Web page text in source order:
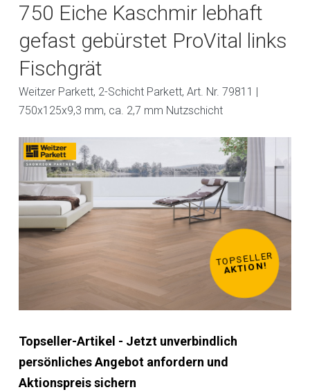
750 Eiche Kaschmir lebhaft
gefast gebürstet ProVital links
Fischgrät
Weitzer Parkett, 2-Schicht Parkett, Art. Nr. 79811 |
750x125x9,3 mm, ca. 2,7 mm Nutzschicht
TOPSELLER
AKTION!
TOPSELLER
AKTION!
TOPSELLER
AKTION!
TOPSELLER
AKTION!
TOPSELLER
AKTION!
TOPSELLER
AKTION!
TOPSELLER
AKTION!
TOPSELLER
AKTION!
Topseller-Artikel - Jetzt unverbindlich
persönliches Angebot anfordern und
Aktionspreis sichern